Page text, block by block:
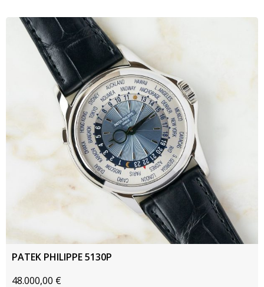
PATEK PHILIPPE 5130P
48.000,00 €